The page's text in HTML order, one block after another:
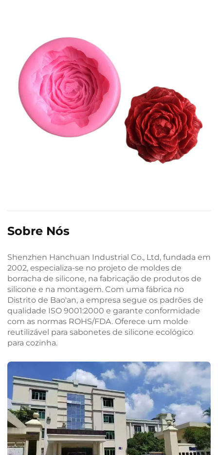
Sobre Nós
Shenzhen Hanchuan Industrial Co., Ltd, fundada em
2002, especializa-se no projeto de moldes de
borracha de silicone, na fabricação de produtos de
silicone e na montagem. Com uma fábrica no
Distrito de Bao'an, a empresa segue os padrões de
qualidade ISO 9001:2000 e garante conformidade
com as normas ROHS/FDA. Oferece um molde
reutilizável para sabonetes de silicone ecológico
para cozinha.